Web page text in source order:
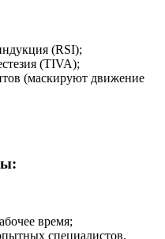
(RSI);
(TIVA);
(маскируют движение
время;
специалистов.